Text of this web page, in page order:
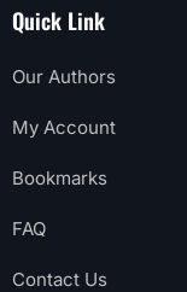
Quick Link
Our Authors
My Account
Bookmarks
FAQ
Contact Us